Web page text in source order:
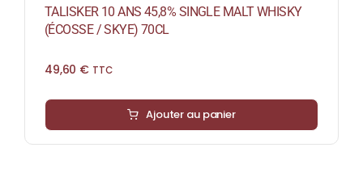
TALISKER 10 ANS 45,8% SINGLE MALT WHISKY
(ÉCOSSE / SKYE) 70CL
49,60 € TTC
Ajouter au panier